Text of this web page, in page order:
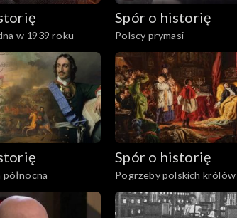
w 1939 roku
Spór o historię
Polscy prymasi
Spór o historię
Pogrzeby polskich królów